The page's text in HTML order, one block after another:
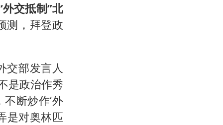
交抵制”北
测，拜登政
交部发言人
是政治作秀
断炒作‘外
是对奥林匹